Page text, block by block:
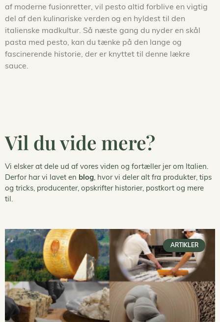
af moderne fusionretter, vil pesto altid forblive en vigtig
del af den kulinariske verden og en hyldest til den
italienske madkultur. Så næste gang du nyder en skål
pasta med pesto, kan du tænke på den lange og
fascinerende historie, der er knyttet til denne lækre
sauce.
Vil du vide mere?
Vi elsker at dele ud af vores viden og fortæller jer om Italien.
Derfor har vi lavet en blog, hvor vi deler alt fra produkter, tips
og tricks, producenter, opskrifter historier, postkort og mere
til.
ARTIKLER